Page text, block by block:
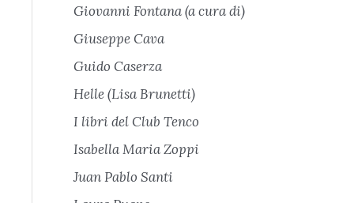
Giovanni Fontana (a cura di)
Giuseppe Cava
Guido Caserza
Helle (Lisa Brunetti)
I libri del Club Tenco
Isabella Maria Zoppi
Juan Pablo Santi